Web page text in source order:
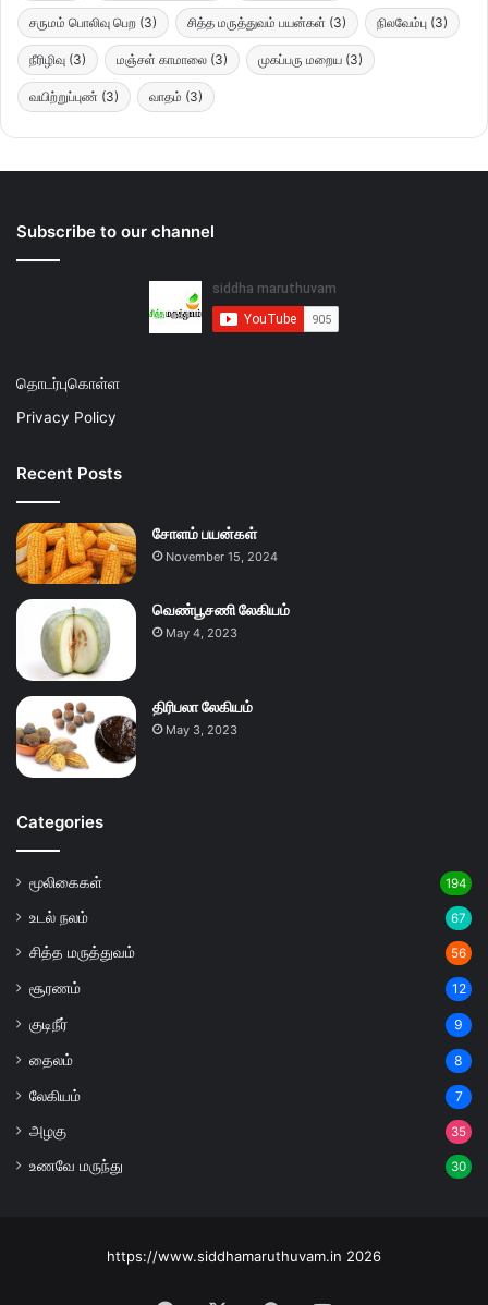
சருமம் பொலிவு பெற (3) சித்த மருத்துவம் பயன்கள் (3) நிலவேம்பு (3)
நீரிழிவு (3) மஞ்சள் காமாலை (3) முகப்பரு மறைய (3)
வயிற்றுப்புண் (3) வாதம் (3)
Subscribe to our channel
தொடர்புகொள்ள
Privacy Policy
Recent Posts
சோளம் பயன்கள்
November 15, 2024
வெண்பூசணி லேகியம்
May 4, 2023
திரிபலா லேகியம்
May 3, 2023
Categories
மூலிகைகள் 194
உடல் நலம் 67
சித்த மருத்துவம் 56
சூரணம் 12
குடிநீர் 9
தைலம் 8
லேகியம் 7
அழகு 35
உணவே மருந்து 30
https://www.siddhamaruthuvam.in 2026